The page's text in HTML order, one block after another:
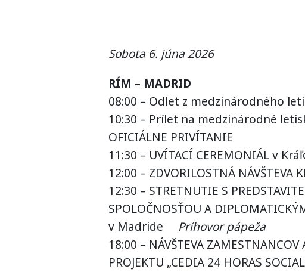
Sobota 6. júna 2026
RÍM – MADRID
08:00 – Odlet z medzinárodného
10:30 – Prílet na medzinárodné
OFICIÁLNE PRIVÍTANIE
11:30 – UVÍTACÍ CEREMONIÁL v
12:00 – ZDVORILOSTNÁ NÁVŠTEVA
12:30 – STRETNUTIE S
SPOLOČNOSŤOU A
v Madride
Príhovor pápeža
18:00 – NÁVŠTEVA
PROJEKTU „CEDIA 24 HORAS